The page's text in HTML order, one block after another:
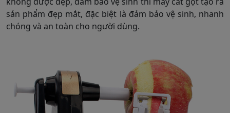
sản phẩm đẹp mắt, đặc biệt là đảm bảo vệ sinh, nhanh
chóng và an toàn cho người dùng.